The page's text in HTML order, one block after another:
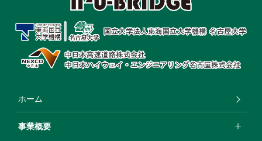
ホーム
事業概要